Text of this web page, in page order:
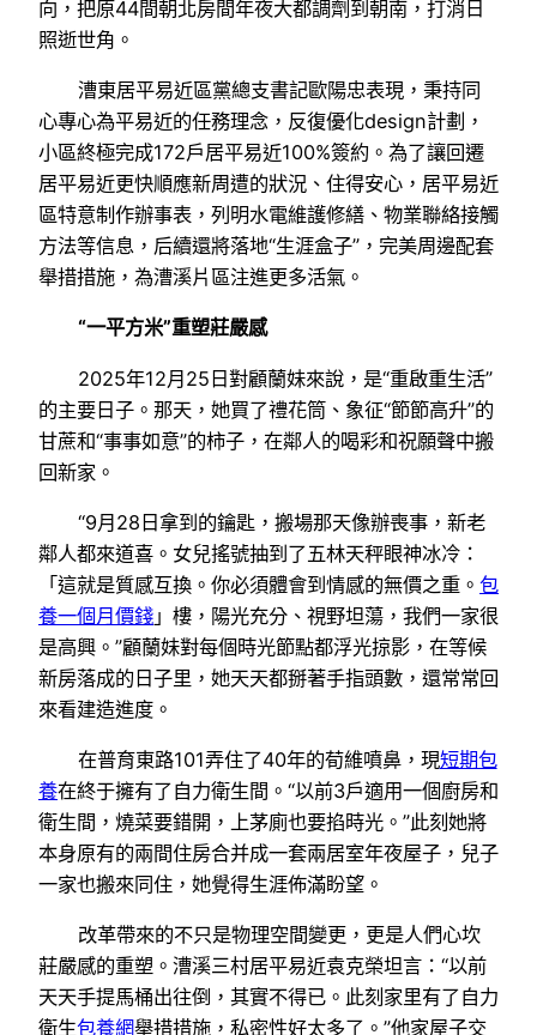
向，把原44間朝北房間年夜大都調劑到朝南，打消日
照逝世角。
漕東居平易近區黨總支書記歐陽忠表現，秉持同
心專心為平易近的任務理念，反復優化design計劃，
小區終極完成172戶居平易近100%簽約。為了讓回遷
居平易近更快順應新周遭的狀況、住得安心，居平易近
區特意制作辦事表，列明水電維護修繕、物業聯絡接觸
方法等信息，后續還將落地“生涯盒子”，完美周邊配套
舉措措施，為漕溪片區注進更多活氣。
“一平方米”重塑莊嚴感
2025年12月25日對顧蘭妹來說，是“重啟重生活”
的主要日子。那天，她買了禮花筒、象征“節節高升”的
甘蔗和“事事如意”的柿子，在鄰人的喝彩和祝願聲中搬
回新家。
“9月28日拿到的鑰匙，搬場那天像辦喪事，新老
鄰人都來道喜。女兒搖號抽到了五林天秤眼神冰冷：
「這就是質感互換。你必須體會到情感的無價之重。 包
養一個月價錢 」樓，陽光充分、視野坦蕩，我們一家很
是高興。”顧蘭妹對每個時光節點都浮光掠影，在等候
新房落成的日子里，她天天都掰著手指頭數，還常常回
來看建造進度。
在普育東路101弄住了40年的荀維噴鼻，現短期包
養在終于擁有了自力衛生間。“以前3戶適用一個廚房和
衛生間，燒菜要錯開，上茅廁也要掐時光。”此刻她將
本身原有的兩間住房合并成一套兩居室年夜屋子，兒子
一家也搬來同住，她覺得生涯佈滿盼望。
改革帶來的不只是物理空間變更，更是人們心坎
莊嚴感的重塑。漕溪三村居平易近袁克榮坦言：“以前
天天手提馬桶出往倒，其實不得已。此刻家里有了自力
衛生包養網舉措措施，私密性好太多了。”他家屋子交